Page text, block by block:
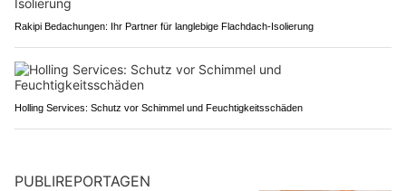
Rakipi Bedachungen: Ihr Partner für langlebige Flachdach-Isolierung
Holling Services: Schutz vor Schimmel und Feuchtigkeitsschäden
PUBLIREPORTAGEN